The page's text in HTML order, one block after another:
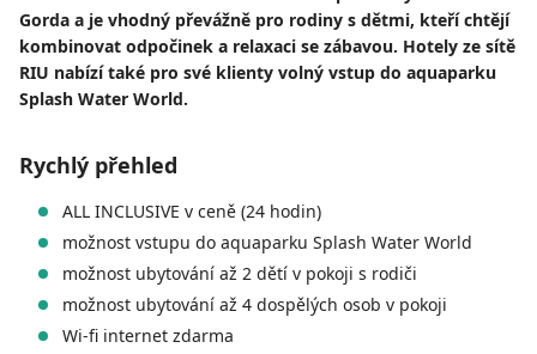
Gorda a je vhodný převážně pro rodiny s dětmi, kteří chtějí
kombinovat odpočinek a relaxaci se zábavou. Hotely ze sítě
RIU nabízí také pro své klienty volný vstup do aquaparku
Splash Water World.
Rychlý přehled
ALL INCLUSIVE v ceně (24 hodin)
možnost vstupu do aquaparku Splash Water World
možnost ubytování až 2 dětí v pokoji s rodiči
možnost ubytování až 4 dospělých osob v pokoji
Wi-fi internet zdarma